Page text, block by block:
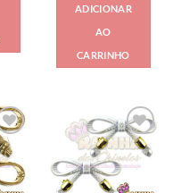
ADICIONAR
AO
CARRINHO